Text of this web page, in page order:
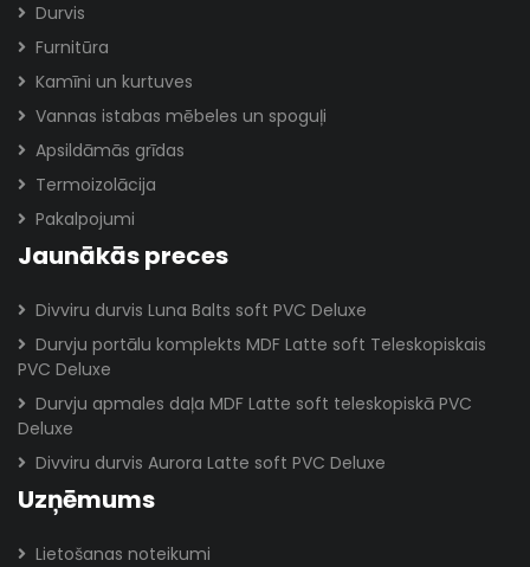
Durvis
Furnitūra
Kamīni un kurtuves
Vannas istabas mēbeles un spoguļi
Apsildāmās grīdas
Termoizolācija
Pakalpojumi
Jaunākās preces
Divviru durvis Luna Balts soft PVC Deluxe
Durvju portālu komplekts MDF Latte soft Teleskopiskais
PVC Deluxe
Durvju apmales daļa MDF Latte soft teleskopiskā PVC
Deluxe
Divviru durvis Aurora Latte soft PVC Deluxe
Uzņēmums
Lietošanas noteikumi